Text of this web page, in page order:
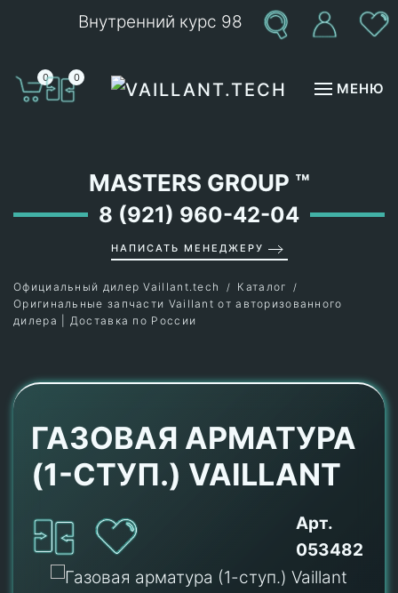
Внутренний курс 98
0 0
МЕНЮ
MASTERS GROUP ™
8 (921) 960-42-04
НАПИСАТЬ МЕНЕДЖЕРУ
Официальный дилер Vaillant.tech
Каталог
Оригинальные запчасти Vaillant от авторизованного
дилера | Доставка по России
ГАЗОВАЯ АРМАТУРА
(1-СТУП.) VAILLANT
Арт.
053482